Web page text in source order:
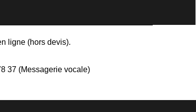
ligne (hors devis).
37 (Messagerie vocale)